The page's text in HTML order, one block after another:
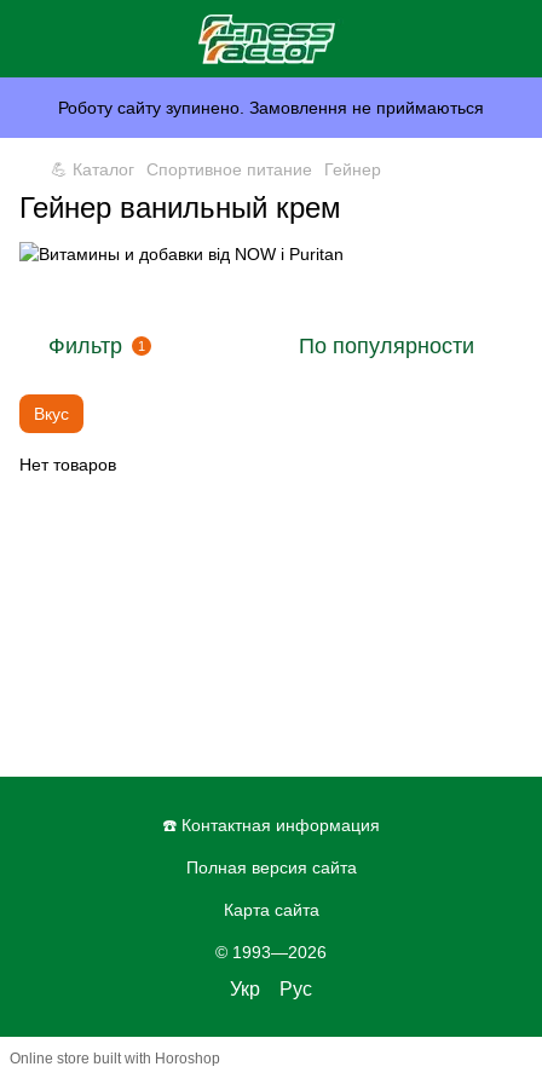
Роботу сайту зупинено. Замовлення не приймаються
💪 Каталог Спортивное питание Гейнер
Гейнер ванильный крем
Фильтр 1 По популярности
Вкус
Нет товаров
☎️ Контактная информация
Полная версия сайта
Карта сайта
© 1993—2026
Укр Рус
Online store built with Horoshop